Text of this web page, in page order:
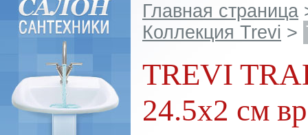
Главная страница
Коллекция Trevi >
TREVI
24.5x2 см